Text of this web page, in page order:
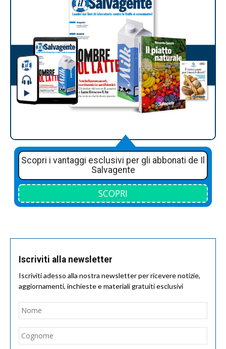
Scopri i vantaggi esclusivi per gli abbonati de Il
Salvagente
SCOPRI
Iscriviti alla newsletter
Iscriviti adesso alla nostra newsletter per ricevere notizie,
aggiornamenti, inchieste e materiali gratuiti esclusivi
Nome